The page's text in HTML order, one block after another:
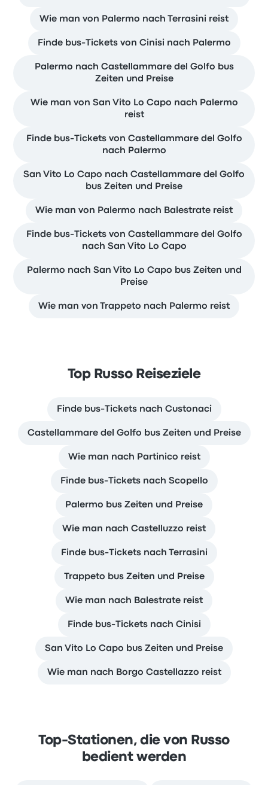
Wie man von Palermo nach Terrasini reist
Finde bus-Tickets von Cinisi nach Palermo
Palermo nach Castellammare del Golfo bus
Zeiten und Preise
Wie man von San Vito Lo Capo nach Palermo
reist
Finde bus-Tickets von Castellammare del Golfo
nach Palermo
San Vito Lo Capo nach Castellammare del Golfo
bus Zeiten und Preise
Wie man von Palermo nach Balestrate reist
Finde bus-Tickets von Castellammare del Golfo
nach San Vito Lo Capo
Palermo nach San Vito Lo Capo bus Zeiten und
Preise
Wie man von Trappeto nach Palermo reist
Top Russo Reiseziele
Finde bus-Tickets nach Custonaci
Castellammare del Golfo bus Zeiten und Preise
Wie man nach Partinico reist
Finde bus-Tickets nach Scopello
Palermo bus Zeiten und Preise
Wie man nach Castelluzzo reist
Finde bus-Tickets nach Terrasini
Trappeto bus Zeiten und Preise
Wie man nach Balestrate reist
Finde bus-Tickets nach Cinisi
San Vito Lo Capo bus Zeiten und Preise
Wie man nach Borgo Castellazzo reist
Top-Stationen, die von Russo
bedient werden